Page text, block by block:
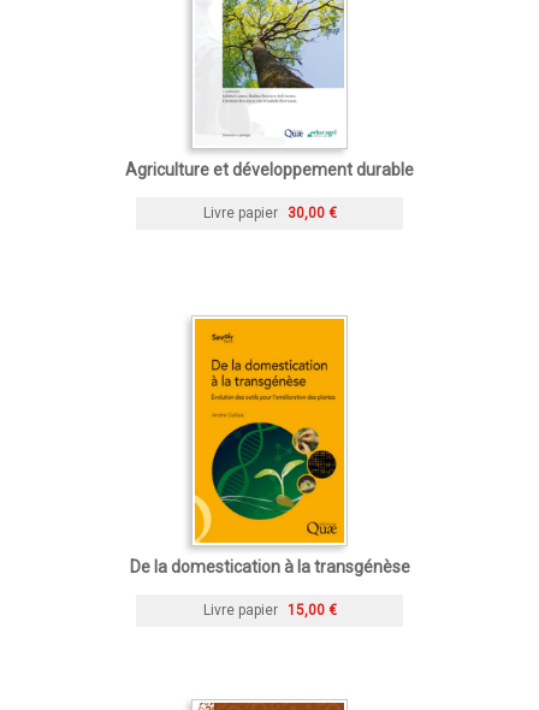
Agriculture et développement durable
Livre papier 30,00 €
De la domestication à la transgénèse
Livre papier 15,00 €